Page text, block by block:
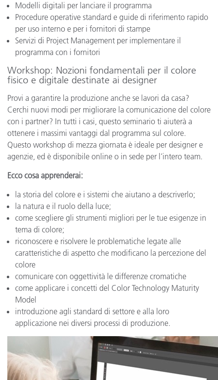
Modelli digitali per lanciare il programma
Procedure operative standard e guide di riferimento rapido
per uso interno e per i fornitori di stampe
Servizi di Project Management per implementare il
programma con i fornitori
Workshop: Nozioni fondamentali per il colore
fisico e digitale destinate ai designer
Provi a garantire la produzione anche se lavori da casa?
Cerchi nuovi modi per migliorare la comunicazione del colore
con i partner? In tutti i casi, questo seminario ti aiuterà a
ottenere i massimi vantaggi dal programma sul colore.
Questo workshop di mezza giornata è ideale per designer e
agenzie, ed è disponibile online o in sede per l’intero team.
Ecco cosa apprenderai:
la storia del colore e i sistemi che aiutano a descriverlo;
la natura e il ruolo della luce;
come scegliere gli strumenti migliori per le tue esigenze in
tema di colore;
riconoscere e risolvere le problematiche legate alle
caratteristiche di aspetto che modificano la percezione del
colore
comunicare con oggettività le differenze cromatiche
come applicare i concetti del Color Technology Maturity
Model
introduzione agli standard di settore e alla loro
applicazione nei diversi processi di produzione.